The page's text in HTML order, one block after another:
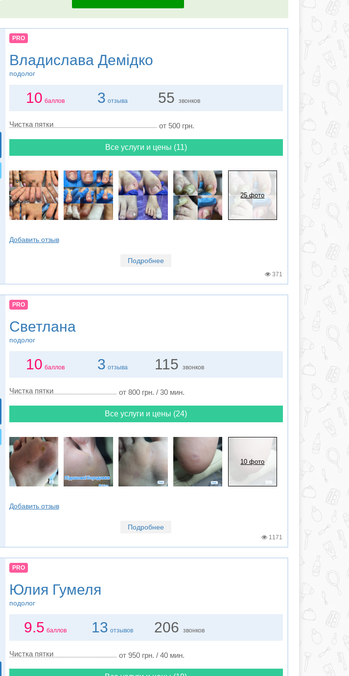
PRO
Владислава Демідко
подолог
10 баллов 3 отзыва 55звонков
Чистка пятки от 500 грн.
Все услуги и цены (11)
25 фото
Добавить отзыв
Подробнее
371
PRO
Светланa
подолог
10 баллов 3 отзыва 115 звонков
Чистка пятки от 800 грн. / 30 мин.
Все услуги и цены (24)
10 фото
Добавить отзыв
Подробнее
1171
PRO
Юлия Гумеля
подолог
9.5 баллов 13 отзывов 206 звонков
Чистка пятки от 950 грн. / 40 мин.